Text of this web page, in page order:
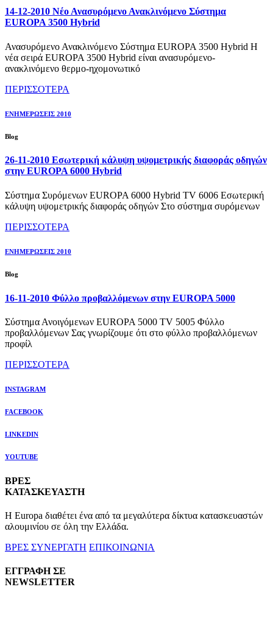
14-12-2010 Νέο Ανασυρόμενο Ανακλινόμενο Σύστημα
EUROPA 3500 Hybrid
Ανασυρόμενο Ανακλινόμενο Σύστημα EUROPA 3500 Hybrid Η
νέα σειρά EUROPA 3500 Hybrid είναι ανασυρόμενο-
ανακλινόμενο θερμο-ηχομονωτικό
ΠΕΡΙΣΣΟΤΕΡΑ
ΕΝΗΜΕΡΩΣΕΙΣ 2010
Blog
26-11-2010 Εσωτερική κάλυψη υψομετρικής διαφοράς οδηγών
στην EUROPA 6000 Hybrid
Σύστημα Συρόμενων EUROPA 6000 Hybrid TV 6006 Εσωτερική
κάλυψη υψομετρικής διαφοράς οδηγών Στο σύστημα συρόμενων
ΠΕΡΙΣΣΟΤΕΡΑ
ΕΝΗΜΕΡΩΣΕΙΣ 2010
Blog
16-11-2010 Φύλλο προβαλλόμενων στην EUROPA 5000
Σύστημα Ανοιγόμενων EUROPA 5000 TV 5005 Φύλλο
προβαλλόμενων Σας γνωρίζουμε ότι στο φύλλο προβαλλόμενων
προφίλ
ΠΕΡΙΣΣΟΤΕΡΑ
INSTAGRAM
FACEBOOK
LINKEDIN
YOUTUBE
ΒΡΕΣ
ΚΑΤΑΣΚΕΥΑΣΤΗ
Η Europa διαθέτει ένα από τα μεγαλύτερα δίκτυα κατασκευαστών
αλουμινίου σε όλη την Ελλάδα.
ΒΡΕΣ ΣΥΝΕΡΓΑΤΗ ΕΠΙΚΟΙΝΩΝΙΑ
ΕΓΓΡΑΦΗ ΣΕ
NEWSLETTER